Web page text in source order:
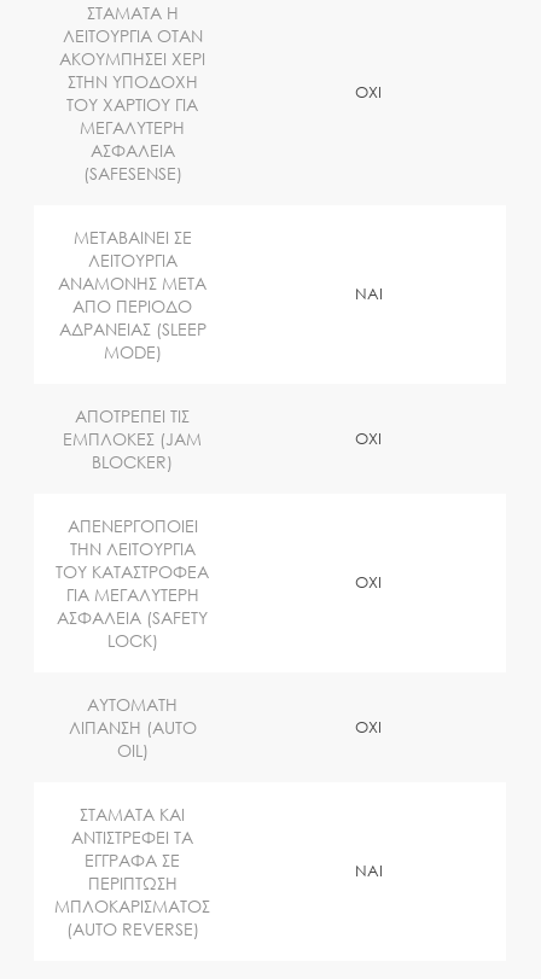
ΣΤΑΜΑΤΑ Η
ΛΕΙΤΟΥΡΓΙΑ ΟΤΑΝ
ΑΚΟΥΜΠΗΣΕΙ ΧΕΡΙ
ΣΤΗΝ ΥΠΟΔΟΧΗ
ΤΟΥ ΧΑΡΤΙΟΥ ΓΙΑ
ΜΕΓΑΛΥΤΕΡΗ
ΑΣΦΑΛΕΙΑ
(SAFESENSE)
OXI
ΜΕΤΑΒΑΙΝΕΙ ΣΕ
ΛΕΙΤΟΥΡΓΙΑ
ΑΝΑΜΟΝΗΣ ΜΕΤΑ
ΑΠΟ ΠΕΡΙΟΔΟ
ΑΔΡΑΝΕΙΑΣ (SLEEP
MODE)
NAI
ΑΠΟΤΡΕΠΕΙ ΤΙΣ
ΕΜΠΛΟΚΕΣ (JAM
BLOCKER)
OXI
ΑΠΕΝΕΡΓΟΠΟΙΕΙ
ΤΗΝ ΛΕΙΤΟΥΡΓΙΑ
ΤΟΥ ΚΑΤΑΣΤΡΟΦΕΑ
ΓΙΑ ΜΕΓΑΛΥΤΕΡΗ
ΑΣΦΑΛΕΙΑ (SAFETY
LOCK)
OXI
ΑΥΤΟΜΑΤΗ
ΛΙΠΑΝΣΗ (AUTO
OIL)
OXI
ΣΤΑΜΑΤΑ ΚΑΙ
ΑΝΤΙΣΤΡΕΦΕΙ ΤΑ
ΕΓΓΡΑΦΑ ΣΕ
ΠΕΡΙΠΤΩΣΗ
ΜΠΛΟΚΑΡΙΣΜΑΤΟΣ
(AUTO REVERSE)
NAI